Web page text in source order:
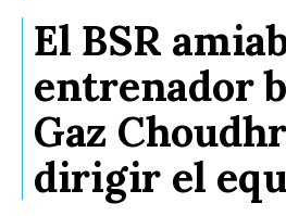
El BSR
entrenador
Gaz
dirigir el